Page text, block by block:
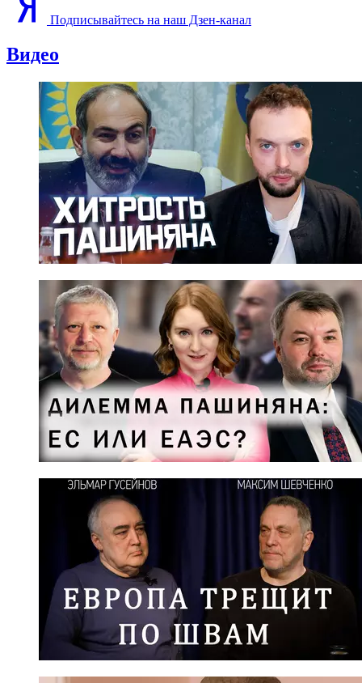
Подписывайтесь на наш Дзен-канал
Видео